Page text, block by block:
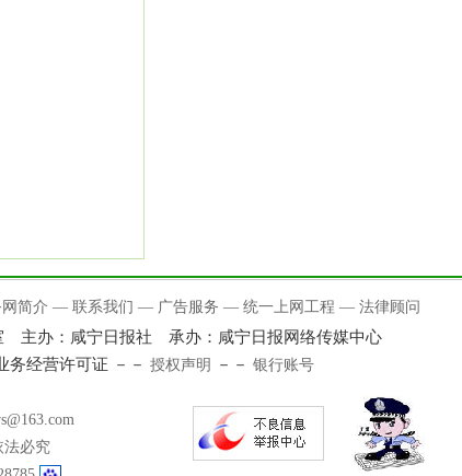
简介 — 联系我们 — 广告服务 — 统一上网工程 — 法律顾问
主办：咸宁日报社 承办：咸宁日报网络传媒中心
务经营许可证 －－ 授权声明 －－ 银行账号
法必究